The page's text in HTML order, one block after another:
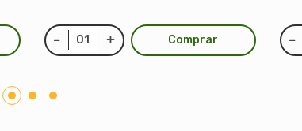
Comprar